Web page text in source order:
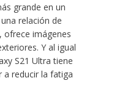
grande en un
relación de
ofrece imágenes
Y al igual
S21 Ultra tiene
a reducir la fatiga